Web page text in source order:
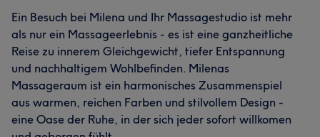
Ein Besuch bei Milena und Ihr Massagestudio ist mehr
als nur ein Massageerlebnis - es ist eine ganzheitliche
Reise zu innerem Gleichgewicht, tiefer Entspannung
und nachhaltigem Wohlbefinden. Milenas
Massageraum ist ein harmonisches Zusammenspiel
aus warmen, reichen Farben und stilvollem Design -
eine Oase der Ruhe, in der sich jeder sofort willkomen